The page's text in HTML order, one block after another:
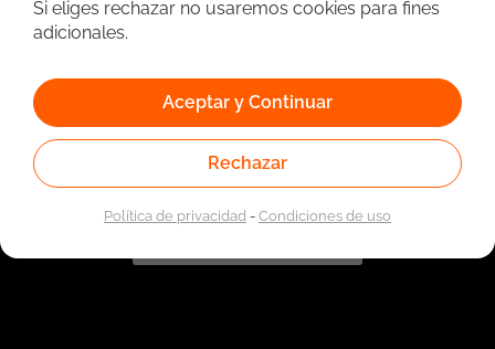
Vinculado a la red de prestadores del Servicio Público de
Empleo. Autorizado por la Unidad Administrativa Especial
Si eliges rechazar no usaremos cookies para fines
adicionales.
Aceptar y Continuar
Rechazar
Política de privacidad -Condiciones de uso